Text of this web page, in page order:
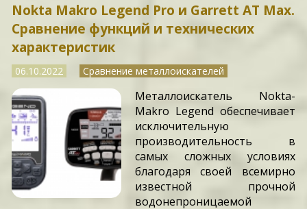
Nokta Makro Legend Pro и Garrett AT Max.
Сравнение функций и технических
характеристик
06.10.2022 Сравнение металлоискателей
Металлоискатель Nokta-
Makro Legend обеспечивает
исключительную
производительность в
самых сложных условиях
благодаря своей всемирно
известной прочной
водонепроницаемой